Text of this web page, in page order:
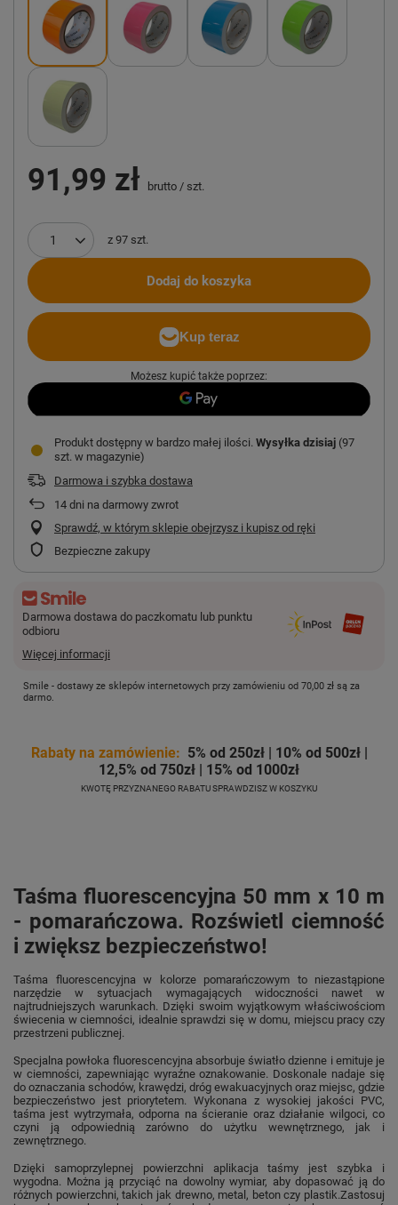
91,99 zł brutto / szt.
z 97 szt.
Dodaj do koszyka
Możesz kupić także poprzez:
Produkt dostępny w bardzo małej ilości Wysyłka dzisiaj (97
szt. w magazynie)
Darmowa i szybka dostawa
14 dni na darmowy zwrot
Sprawdź, w którym sklepie obejrzysz i kupisz od ręki
Bezpieczne zakupy
Darmowa dostawa do paczkomatu lub punktu
odbioru
Więcej informacji
Smile - dostawy ze sklepów internetowych przy zamówieniu od 70,00 zł są za
darmo.
Rabaty na zamówienie: 5% od 250zł | 10% od 500zł |
12,5% od 750zł | 15% od 1000zł
KWOTĘ PRZYZNANEGO RABATU SPRAWDZISZ W KOSZYKU
Taśma fluorescencyjna 50 mm x 10 m
- pomarańczowa. Rozświetl ciemność
i zwiększ bezpieczeństwo!
Taśma fluorescencyjna w kolorze pomarańczowym to niezastąpione
narzędzie w sytuacjach wymagających widoczności nawet w
najtrudniejszych warunkach. Dzięki swoim wyjątkowym właściwościom
świecenia w ciemności, idealnie sprawdzi się w domu, miejscu pracy czy
przestrzeni publicznej.
Specjalna powłoka fluorescencyjna absorbuje światło dzienne i emituje je
w ciemności, zapewniając wyraźne oznakowanie. Doskonale nadaje się
do oznaczania schodów, krawędzi, dróg ewakuacyjnych oraz miejsc, gdzie
bezpieczeństwo jest priorytetem.Wykonana z wysokiej jakości PVC,
taśma jest wytrzymała, odporna na ścieranie oraz działanie wilgoci, co
czyni ją odpowiednią zarówno do użytku wewnętrznego, jak i
zewnętrznego.
Dzięki samoprzylepnej powierzchni aplikacja taśmy jest szybka i
wygodna. Można ją przyciąć na dowolny wymiar, aby dopasować ją do
różnych powierzchni, takich jak drewno, metal, beton czy plastik.Zastosuj